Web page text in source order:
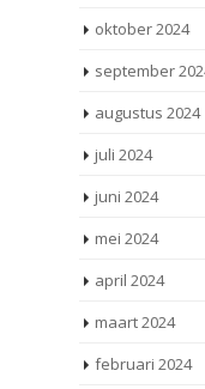
oktober 2024
september
augustus 2024
juli 2024
juni 2024
mei 2024
april 2024
maart 2024
februari 2024